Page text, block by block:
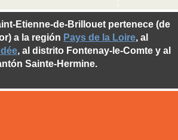
Etienne-de-Brillouet pertenece (de
a la región Pays de la Loire, al
, al distrito Fontenay-le-Comte y al
Sainte-Hermine.